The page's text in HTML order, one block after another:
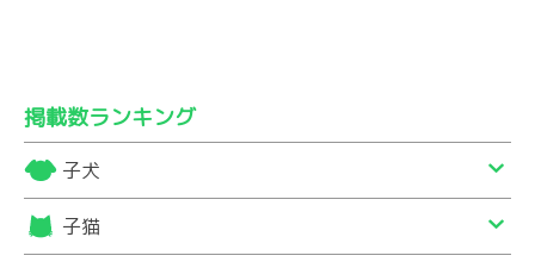
掲載数ランキング
子犬
子猫